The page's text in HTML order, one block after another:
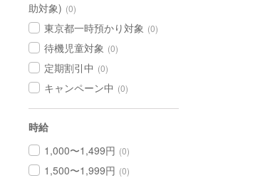
助対象) (0)
東京都一時預かり対象 (0)
待機児童対象 (0)
定期割引中 (0)
キャンペーン中 (0)
時給
1,000〜1,499円 (0)
1,500〜1,999円 (0)